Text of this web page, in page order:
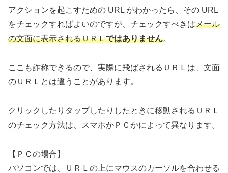
アクションを起こすための URL がわかったら、その URL
をチェックすればよいのですが、チェックすべきはメール
の文面に表示されるＵＲＬではありません。
ここも詐称できるので、実際に飛ばされるＵＲＬは、文面
のＵＲＬとは違うことがあります。
クリックしたりタップしたりしたときに移動されるＵＲＬ
のチェック方法は、スマホかＰＣかによって異なります。
【ＰＣの場合】
パソコンでは、ＵＲＬの上にマウスのカーソルを合わせる